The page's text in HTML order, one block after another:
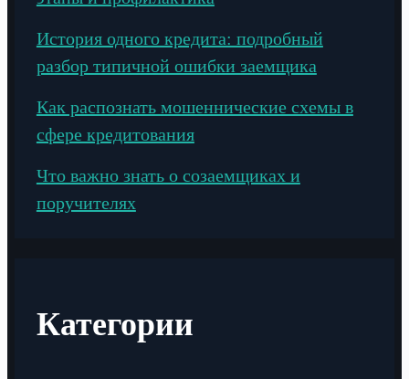
История одного кредита: подробный
разбор типичной ошибки заемщика
Как распознать мошеннические схемы в
сфере кредитования
Что важно знать о созаемщиках и
поручителях
Категории